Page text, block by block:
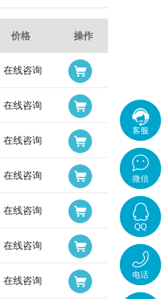
价格 操作
在线咨询
在线咨询
在线咨询
在线咨询
在线咨询
在线咨询
在线咨询
客服
在线客
服
微信
QQ
在线咨
电话